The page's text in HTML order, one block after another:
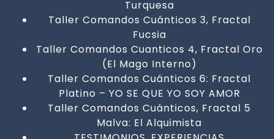
Turquesa
Taller Comandos Cuánticos 3, Fractal
Fucsia
Taller Comandos Cuanticos 4, Fractal Oro
(El Mago Interno)
Taller Comandos Cuánticos 6: Fractal
Platino – YO SE QUE YO SOY AMOR
Taller Comandos Cuánticos, Fractal 5
Malva: El Alquimista